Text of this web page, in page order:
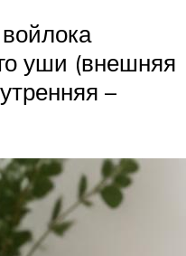
уши (внешняя
–